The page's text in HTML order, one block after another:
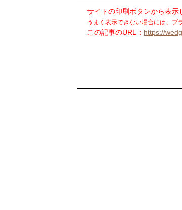
サイトの印刷ボタンから表示
うまく表示できない場合には、ブ
この記事のURL： https://